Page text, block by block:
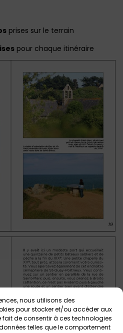
nous utilisons des
pour stocker et/ou accéder aux
de consentir à ces technologies
telles que le comportement
prises sur le terrain
pour chaque itinéraire